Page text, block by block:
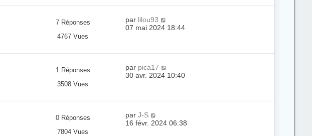
7 Réponses
4767 Vues
par lilou93
07 mai 2024 18:44
1 Réponses
3508 Vues
par pica17
30 avr. 2024 10:40
0 Réponses
7804 Vues
parJ-S
16 févr. 2024 06:38